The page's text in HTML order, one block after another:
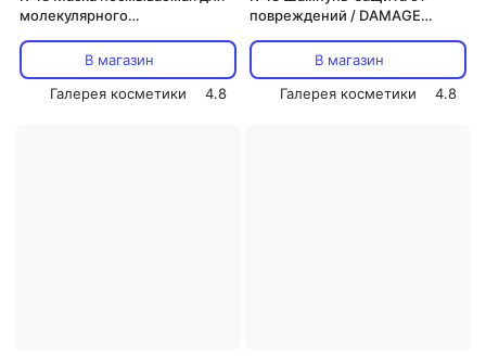
молекулярного
in molecular repair hair mask 15
мл
В магазин
Галерея косметики
4.8
повреждений / DAMAGE
В магазин
Галерея косметики
4.8